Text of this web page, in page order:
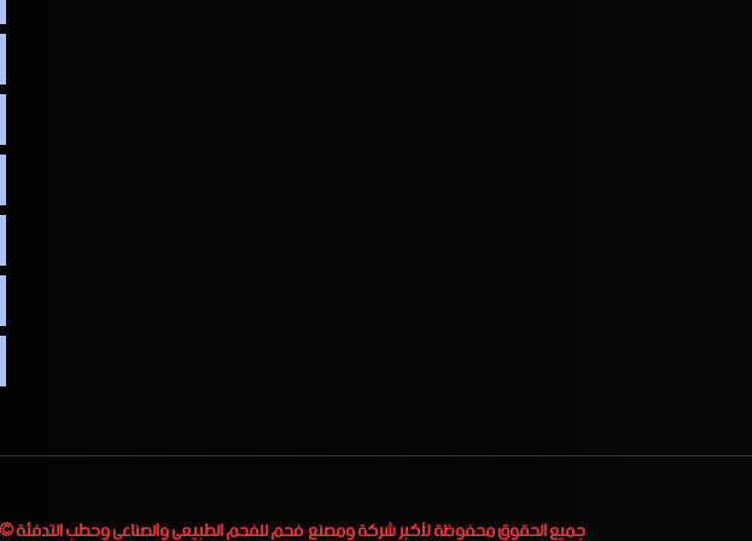
جميع الحقوق محفوظة لأكبرشركة ومصنع فحم للفحم الطبيعي والصناعي وحطب التدفئة© 2023